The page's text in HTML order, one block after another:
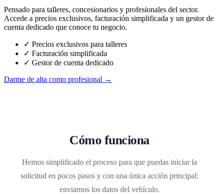
Pensado para talleres, concesionarios y profesionales del sector.
Accede a precios exclusivos, facturación simplificada y un gestor de
cuenta dedicado que conoce tu negocio.
✓ Precios exclusivos para talleres
✓ Facturación simplificada
✓ Gestor de cuenta dedicado
Darme de alta como profesional →
Cómo funciona
Hemos simplificado el proceso para que puedas iniciar la
solicitud en pocos pasos y con una única acción principal:
enviarnos los datos del vehículo.